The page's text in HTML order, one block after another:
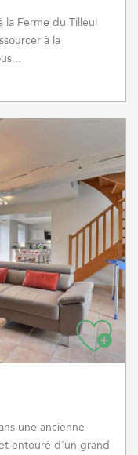
la Ferme du Tilleul
à la
une ancienne
entouré d'un grand